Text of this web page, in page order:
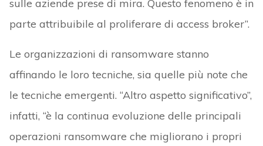
sulle aziende prese di mira. Questo fenomeno è in
parte attribuibile al proliferare di access broker”.
Le organizzazioni di ransomware stanno
affinando le loro tecniche, sia quelle più note che
le tecniche emergenti. “Altro aspetto significativo”,
infatti, “è la continua evoluzione delle principali
operazioni ransomware che migliorano i propri